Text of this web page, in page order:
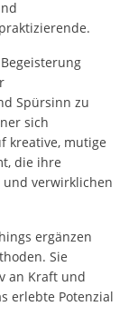
Spürsinn zu
sich
kreative, mutige
die ihre
und verwirklichen
ergänzen
Sie
an Kraft und
erlebte Potenzial